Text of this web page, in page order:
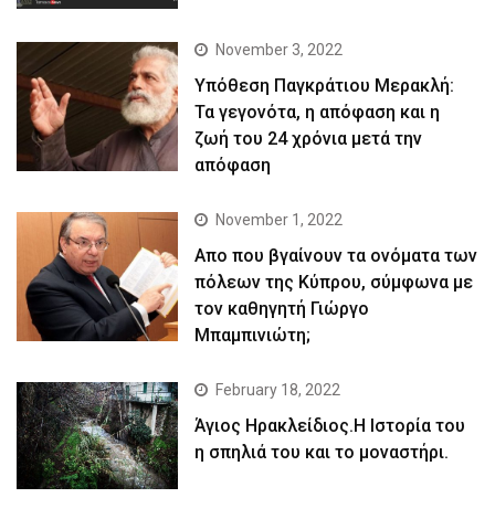
November 3, 2022
Yπόθεση Παγκράτιου Μερακλή:
Τα γεγονότα, η απόφαση και η
ζωή του 24 χρόνια μετά την
απόφαση
November 1, 2022
Απο που βγαίνουν τα ονόματα των
πόλεων της Κύπρου, σύμφωνα με
τον καθηγητή Γιώργο
Μπαμπινιώτη;
February 18, 2022
Άγιος Ηρακλείδιος.Η Ιστορία του
η σπηλιά του και το μοναστήρι.